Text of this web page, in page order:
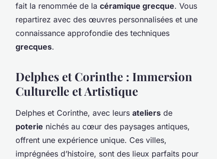
fait la renommée de la céramique grecque. Vous
repartirez avec des œuvres personnalisées et une
connaissance approfondie des techniques
grecques.
Delphes et Corinthe : Immersion
Culturelle et Artistique
Delphes et Corinthe, avec leurs ateliers de
poterie nichés au cœur des paysages antiques,
offrent une expérience unique. Ces villes,
imprégnées d’histoire, sont des lieux parfaits pour